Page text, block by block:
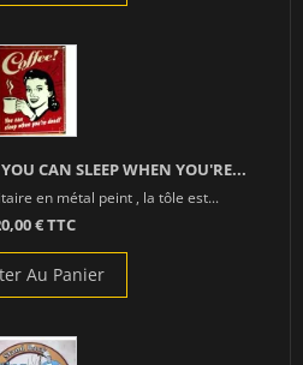
CAN SLEEP WHEN YOU'RE...
en métal peint , la tôle est...
€ TTC
Au Panier